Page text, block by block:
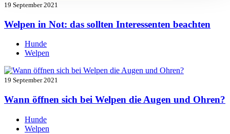
19 September 2021
Welpen in Not: das sollten Interessenten beachten
Hunde
Welpen
19 September 2021
Wann öffnen sich bei Welpen die Augen und Ohren?
Hunde
Welpen